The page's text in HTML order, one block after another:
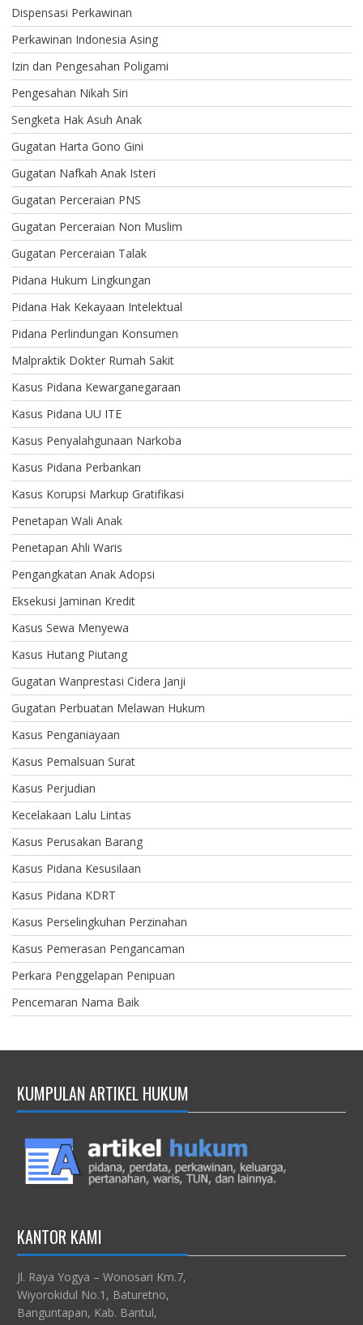
Dispensasi Perkawinan
Perkawinan Indonesia Asing
Izin dan Pengesahan Poligami
Pengesahan Nikah Siri
Sengketa Hak Asuh Anak
Gugatan Harta Gono Gini
Gugatan Nafkah Anak Isteri
Gugatan Perceraian PNS
Gugatan Perceraian Non Muslim
Gugatan Perceraian Talak
Pidana Hukum Lingkungan
Pidana Hak Kekayaan Intelektual
Pidana Perlindungan Konsumen
Malpraktik Dokter Rumah Sakit
Kasus Pidana Kewarganegaraan
Kasus Pidana UU ITE
Kasus Penyalahgunaan Narkoba
Kasus Pidana Perbankan
Kasus Korupsi Markup Gratifikasi
Penetapan Wali Anak
Penetapan Ahli Waris
Pengangkatan Anak Adopsi
Eksekusi Jaminan Kredit
Kasus Sewa Menyewa
Kasus Hutang Piutang
Gugatan Wanprestasi Cidera Janji
Gugatan Perbuatan Melawan Hukum
Kasus Penganiayaan
Kasus Pemalsuan Surat
Kasus Perjudian
Kecelakaan Lalu Lintas
Kasus Perusakan Barang
Kasus Pidana Kesusilaan
Kasus Pidana KDRT
Kasus Perselingkuhan Perzinahan
Kasus Pemerasan Pengancaman
Perkara Penggelapan Penipuan
Pencemaran Nama Baik
KUMPULAN ARTIKEL HUKUM
KANTOR KAMI
Jl. Raya Yogya – Wonosari Km.7,
Wiyorokidul No.1, Baturetno,
Banguntapan, Kab. Bantul,